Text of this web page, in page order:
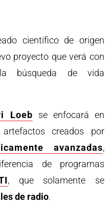
científico de origen
proyecto que verá con
búsqueda de vida
Loeb se enfocará en
creados por
avanzadas,
de programas
, que solamente se
de radio.